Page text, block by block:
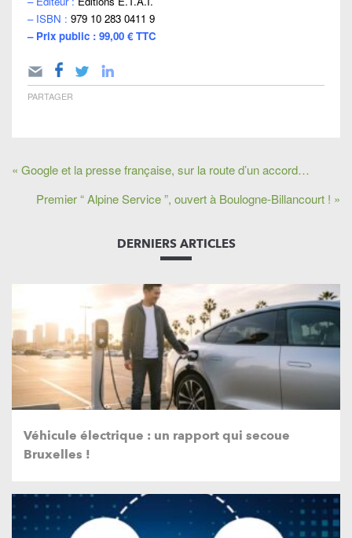
– ISBN : 979 10 283 0411 9
– Prix public : 99,00 € TTC
PARTAGER
« Google et la presse française, sur la route d’un accord…
Premier “ Alpine Service ”, ouvert à Boulogne-Billancourt ! »
DERNIERS ARTICLES
Véhicule électrique : un rapport qui secoue
Bruxelles !